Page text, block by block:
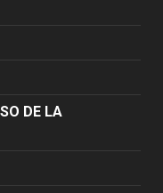
DE LA